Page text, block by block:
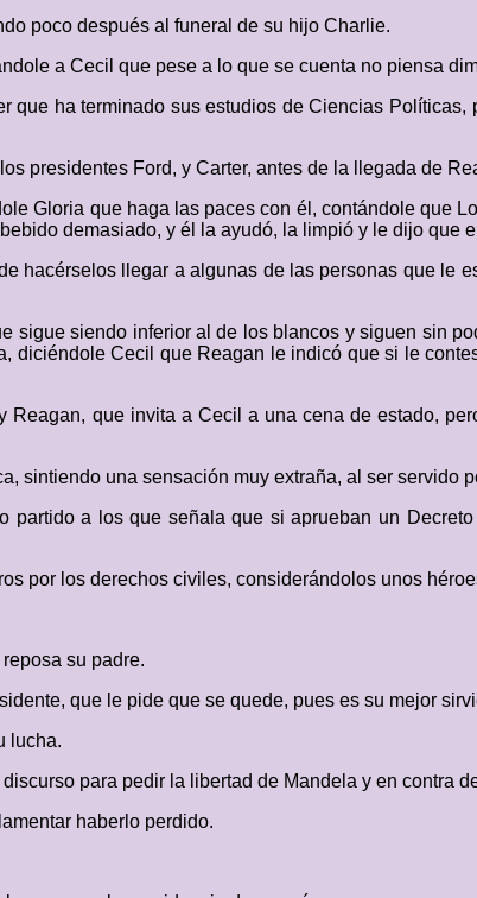
poco después al funeral de su hijo Charlie.
a Cecil que pese a lo que se cuenta no piensa
ha terminado sus estudios de Ciencias
presidentes Ford, y Carter, antes de la llegada de
Gloria que haga las paces con él, contándole que
demasiado, y él la ayudó, la limpió y le dijo que
hacérselos llegar a algunas de las personas que le
siendo inferior al de los blancos y siguen sin
Cecil que Reagan le indicó que si le
que invita a Cecil a una cena de estado,
sintiendo una sensación muy extraña, al ser servido
a los que señala que si aprueban un
por los derechos civiles, considerándolos unos
su padre.
que le pide que se quede, pues es su mejor
lucha.
para pedir la libertad de Mandela y en contra
haberlo perdido.